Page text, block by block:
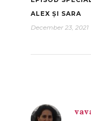
ALEX ȘI SARA
December 23, 2021